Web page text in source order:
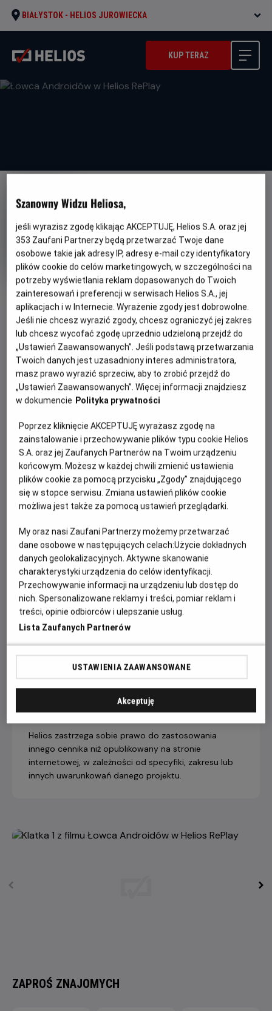
BIAŁYSTOK - HELIOS JUROWIECKA
KUP TERAZ
OBSERWUJ
Łowca Androidów w Helios
RePlay
Oryginalny
tytuł
Blade Runner Gatunek
Science fiction
Minimalny
Od 13
lat
Czas
trwania
128 min
REŻYSERIA
Ridley Scott
SCENARIUSZ
David Webb Peoples,
Hampton Fancher
OBSADA
Edward James Olmos, Harrison Ford, Rutger Hauer, Sean
WIĘCEJ SZCZEGÓŁÓW
OPIS WYDARZENIA
Tytułowy łowca androidów (HARRISON FORD) jest
detektywem specjalnym, który w roku 2019 otrzymuje
rodzaju robotów przygotowanych do działania na obcych
planetach.
Rzecz dzieje się w scenerii ogromnej metropolii Los
Angeles. W wyniku błędu konstrukcyjnego roboty wywołały
rebelię. Dochodzi do nieubłaganego polowania na ponurych
ulicach miasta. Łowcy androidów udaje się kolejno odnaleźć
replikanty. Jednakże, wbrew oczekiwaniom, okazują się one
myślącymi stworzeniami o rysach ludzkich, a jeden z nich
ratuje policjantowi życie.
CENNIK
14 dni +
do seansu
8-13 dni
do seansu
4-7 dni
do seansu
Bilet na seans
Helios RePlay
22,90 ZŁ 26,90 ZŁ 28,90 ZŁ
Dopłata internetowa 1,50 zł/1 bilet
Helios zastrzega sobie prawo do zastosowania
innego cennika niż opublikowany na stronie
internetowej, w zależności od specyfiki, zakresu lub
innych uwarunkowań danego projektu.
ZAPROŚ ZNAJOMYCH
Szanowny Widzu Heliosa,
jeśli wyrazisz zgodę klikając AKCEPTUJĘ, Helios S.A. oraz jej
353 Zaufani Partnerzy będą przetwarzać Twoje dane
osobowe takie jak adresy IP, adresy e-mail czy identyfikatory
plików cookie do celów marketingowych, w szczególności na
potrzeby wyświetlania reklam dopasowanych do Twoich
zainteresowań i preferencji w serwisach Helios S.A., jej
aplikacjach i w Internecie. Wyrażenie zgody jest dobrowolne.
Jeśli nie chcesz wyrazić zgody, chcesz ograniczyć jej zakres
lub chcesz wycofać zgodę uprzednio udzieloną przejdź do
„Ustawień Zaawansowanych”. Jeśli podstawą przetwarzania
Twoich danych jest uzasadniony interes administratora,
masz prawo wyrazić sprzeciw, aby to zrobić przejdź do
„Ustawień Zaawansowanych”. Więcej informacji znajdziesz
w dokumencie Polityka prywatności
Poprzez kliknięcie AKCEPTUJĘ wyrażasz zgodę na
zainstalowanie i przechowywanie plików typu cookie Helios
S.A. oraz jej Zaufanych Partnerów na Twoim urządzeniu
końcowym. Możesz w każdej chwili zmienić ustawienia
plików cookie za pomocą przycisku „Zgody” znajdującego
się w stopce serwisu. Zmiana ustawień plików cookie
możliwa jest także za pomocą ustawień przeglądarki.
My oraz nasi Zaufani Partnerzy możemy przetwarzać
dane osobowe w następujących celach:Użycie dokładnych
danych geolokalizacyjnych. Aktywne skanowanie
charakterystyki urządzenia do celów identyfikacji.
Przechowywanie informacji na urządzeniu lub dostęp do
nich. Spersonalizowane reklamy i treści, pomiar reklam i
treści, opinie odbiorców i ulepszanie usług.
Lista Zaufanych Partnerów
USTAWIENIA ZAAWANSOWANE
Akceptuję